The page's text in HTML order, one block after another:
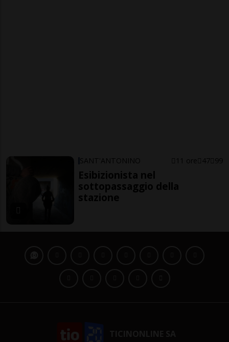
SANT'ANTONINO 11 ore 47 99
Esibizionista nel
sottopassaggio della
stazione